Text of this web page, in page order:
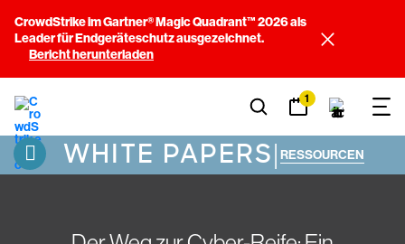
CrowdStrike im Gartner® Magic Quadrant™ 2026 als
Leader für Endgeräteschutz ausgezeichnet.
Bericht herunterladen
1
WHITE PAPERS| RESSOURCEN